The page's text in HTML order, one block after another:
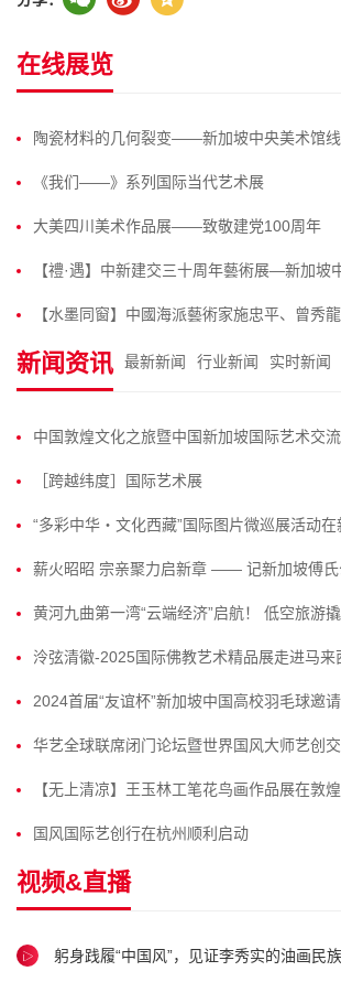
在线展览
陶瓷材料的几何裂变——新加坡中央美术馆
《我们——》系列国际当代艺术展
大美四川美术作品展——致敬建党100周年
【禮·遇】中新建交三十周年藝術展—新加坡中
【水墨同窗】中國海派藝術家施忠平、曾秀龍、冷宏經典書畫作品新
新闻资讯 最新新闻 行业新闻 实时新闻
中国敦煌文化之旅暨中国新加坡国际艺术交
［跨越纬度］国际艺术展
“多彩中华・文化西藏”国际图片微巡展活动
薪火昭昭 宗亲聚力启新章 —— 记新加坡傅氏
黄河九曲第一湾“云端经济”启航！ 低空旅游撬动若尔
泠弦清徽-2025国际佛教艺术精品展走进马来
2024首届“友谊杯”新加坡中国高校羽毛球邀
华艺全球联席闭门论坛暨世界国风大师艺创
【无上清凉】王玉林工笔花鸟画作品展在敦
国风国际艺创行在杭州顺利启动
视频&直播
躬身践履“中国风”，见证李秀实的油画民